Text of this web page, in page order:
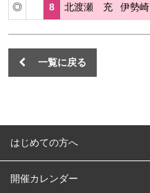
◎ 8 北渡瀬 充 伊勢崎
一覧に戻る
はじめての方へ
はじめての方へ
開催カレンダー